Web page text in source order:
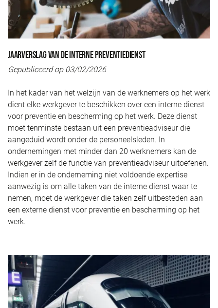
JAARVERSLAG VAN DE INTERNE PREVENTIEDIENST
Gepubliceerd op 03/02/2026
In het kader van het welzijn van de werknemers op het werk
dient elke werkgever te beschikken over een interne dienst
voor preventie en bescherming op het werk. Deze dienst
moet tenminste bestaan uit een preventieadviseur die
aangeduid wordt onder de personeelsleden. In
ondernemingen met minder dan 20 werknemers kan de
werkgever zelf de functie van preventieadviseur uitoefenen.
Indien er in de onderneming niet voldoende expertise
aanwezig is om alle taken van de interne dienst waar te
nemen, moet de werkgever die taken zelf uitbesteden aan
een externe dienst voor preventie en bescherming op het
werk.